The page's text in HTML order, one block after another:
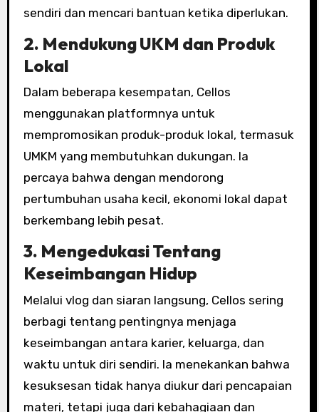
sendiri dan mencari bantuan ketika diperlukan.
2. Mendukung UKM dan Produk
Lokal
Dalam beberapa kesempatan, Cellos
menggunakan platformnya untuk
mempromosikan produk-produk lokal, termasuk
UMKM yang membutuhkan dukungan. Ia
percaya bahwa dengan mendorong
pertumbuhan usaha kecil, ekonomi lokal dapat
berkembang lebih pesat.
3. Mengedukasi Tentang
Keseimbangan Hidup
Melalui vlog dan siaran langsung, Cellos sering
berbagi tentang pentingnya menjaga
keseimbangan antara karier, keluarga, dan
waktu untuk diri sendiri. Ia menekankan bahwa
kesuksesan tidak hanya diukur dari pencapaian
materi, tetapi juga dari kebahagiaan dan